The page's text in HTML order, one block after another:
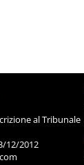
al Tribunale
12/2012